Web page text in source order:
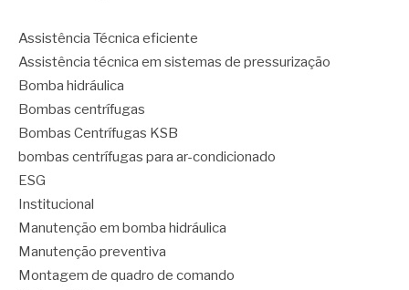
Assistência Técnica eficiente
Assistência técnica em sistemas de pressurização
Bomba hidráulica
Bombas centrífugas
Bombas Centrífugas KSB
bombas centrífugas para ar-condicionado
ESG
Institucional
Manutenção em bomba hidráulica
Manutenção preventiva
Montagem de quadro de comando